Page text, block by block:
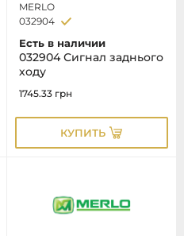
MERLO
032904
Есть в наличии
032904 Сигнал заднього
ходу
1745.33 грн
КУПИТЬ